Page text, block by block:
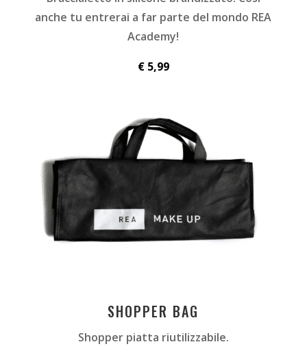
anche tu entrerai a far parte del mondo REA
Academy!
€ 5,99
SHOPPER BAG
Shopper piatta riutilizzabile.